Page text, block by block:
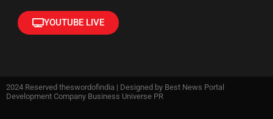
YOUTUBE LIVE
2024 Reserved theswordofindia | Designed by Best News Portal
Development Company Business Universe PR